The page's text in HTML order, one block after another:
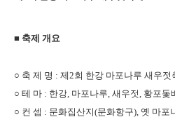
■ 축제 개요
○ 축 제 명 : 제2회 한강 마포나루 새우젓
○ 테 마 : 한강, 마포나루, 새우젓, 황포돛
○ 컨 셉 : 문화집산지(문화항구), 옛 마포